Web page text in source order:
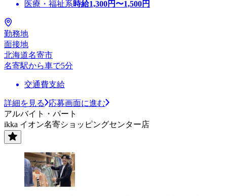
医療・福祉系時給1,300円〜1,500円
勤務地
面接地
北海道名寄市
名寄駅から車で5分
交通費支給
詳細を見る
応募画面に進む
アルバイト・パート
ikka イオン名寄ショッピングセンター店